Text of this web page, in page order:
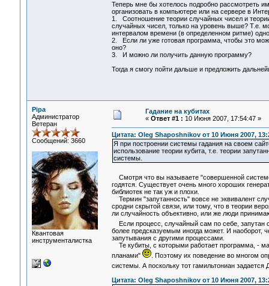
Теперь мне бы хотелось подробно рассмотреть
организовать в компьютере или на сервере в
1. Соотношение теории случайных чисел и
случайных чисел, только на уровень выше? Т.е.
интервалом времени (в определенном ритме)
2. Если ли уже готовая программа, чтобы это
оно?
3. И можно ли получить данную программу?
Тогда я смогу пойти дальше и предложить
Pipa
Администратор
Ветеран
Сообщений: 3660
Квантовая
инструменталистка
Гадание на кубитах
« Ответ #1 : 10 Июня 2007, 17:54:47 »
Цитата: Oleg Shaposhnikov от 10 Июня 2007,
Я при построении системы гадания на своем
использование теории кубита, т.е. теории
системы.
Смотря что вы называете "совершенной
годятся. Существует очень много хороших
библиотек не так уж и плохи.
Термин "запутанность" вовсе не эквивалент
сродни скрытой связи, или тому, что в теории
ли случайность объективно, или же люди
Если процесс, случайный сам по себе, запутан
более предсказуемым иногда может. И наоборот,
запутывания с другими процессами.
Те кубиты, с которыми работает программа, -
планами"
. Поэтому их поведение во многом
системы. А поскольку тот гамильтониан
Цитата: Oleg Shaposhnikov от 10 Июня 2007,